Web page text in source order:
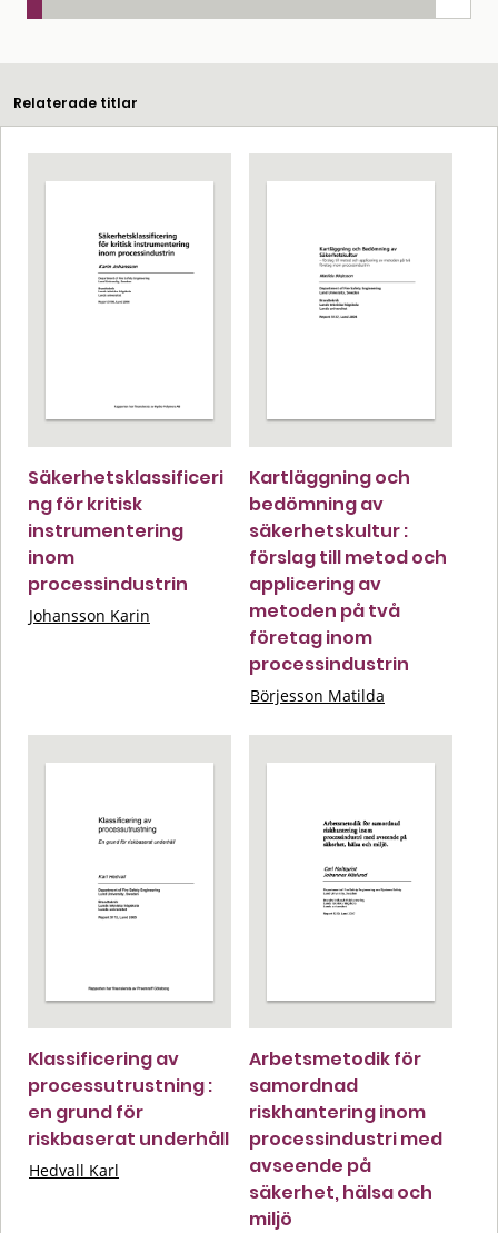
Relaterade titlar
Säkerhetsklassificeri
ng för kritisk
instrumentering
inom
processindustrin
Johansson Karin
Kartläggning och
bedömning av
säkerhetskultur :
förslag till metod och
applicering av
metoden på två
företag inom
processindustrin
Börjesson Matilda
Klassificering av
processutrustning :
en grund för
riskbaserat underhåll
Hedvall Karl
Arbetsmetodik för
samordnad
riskhantering inom
processindustri med
avseende på
säkerhet, hälsa och
miljö